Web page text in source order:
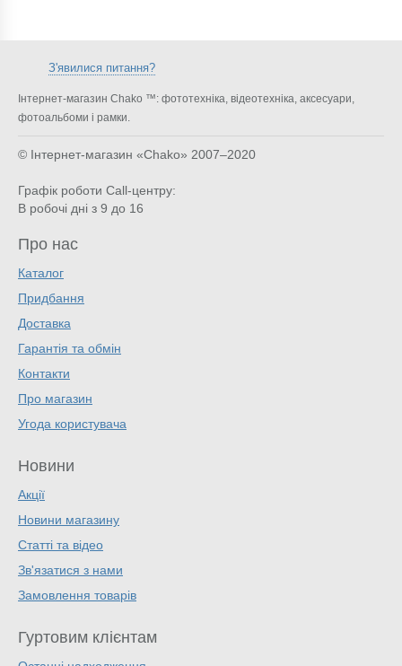
З'явилися питання?
Інтернет-магазин Chako ™: фототехніка, відеотехніка, аксесуари,
фотоальбоми і рамки.
© Інтернет-магазин «Chako» 2007–2020
Графік роботи Call-центру:
В робочі дні з 9 до 16
Про нас
Каталог
Придбання
Доставка
Гарантія та обмін
Контакти
Про магазин
Угода користувача
Новини
Акції
Новини магазину
Статті та відео
Зв'язатися з нами
Замовлення товарів
Гуртовим клієнтам